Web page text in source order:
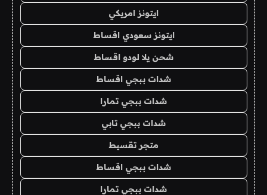
ايتونز امريكي
ايتونز سعودي اقساط
شحن يلا لودو اقساط
شدات ببجي اقساط
شدات ببجي تمارا
شدات ببجي تابي
متجر تقسيط
شدات ببجي اقساط
شدات ببجي تمارا